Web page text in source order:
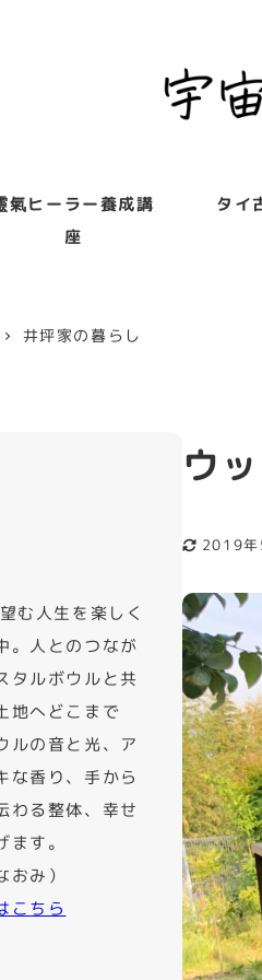
氣ヒーラー養成講
座
タイ
井坪家の暮らし
ウ
更新日
2019
む人生を楽しく
。人とのつなが
タルボウルと共
地へどこまで
ルの音と光、ア
な香り、手から
わる整体、幸せ
す。
み）
こちら